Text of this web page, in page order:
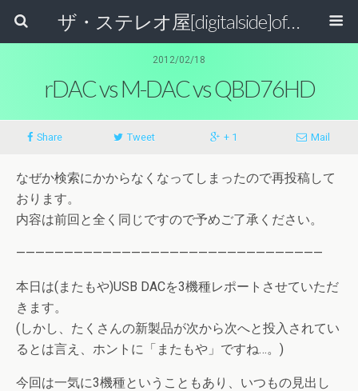
ザ・ステレオ屋[digitalside]official blog.
2012/02/18
rDAC vs M-DAC vs QBD76HD
Share Tweet + 1 Mail
なぜか検索にかからなくなってしまったので再投稿して
おります。
内容は前回と全く同じですので予めご了承ください。
————————————————————————————————
本日は(またもや)USB DACを3機種レポートさせていただ
きます。
(しかし、たくさんの新製品が次から次へと投入されてい
るとは言え、ホントに「またもや」ですね…。)
今回は一気に3機種ということもあり、いつもの見出し